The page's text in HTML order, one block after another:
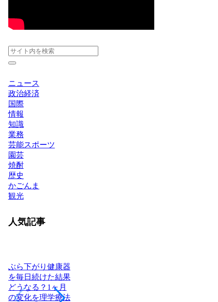
ニュース
政治経済
国際
情報
知識
業務
芸能スポーツ
園芸
焼酎
歴史
かごんま
観光
人気記事
ぶら下がり健康器
を毎日続けた結果
どうなる？1ヶ月
の変化を理学療法